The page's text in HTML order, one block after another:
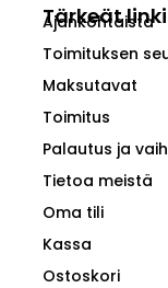
Tärkeät
Ajankohtaista
Toimituksen
Maksutavat
Toimitus
Palautus ja
Tietoa meistä
Oma tili
Kassa
Ostoskori